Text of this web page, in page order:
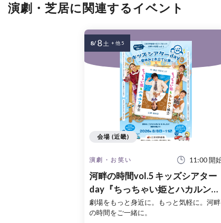
演劇・芝居に関連するイベント
演劇・お笑い 11:00 開
河畔の時間vol.5 キッズシアター
day『ちっちゃい姫とハカルン博
士』『ちっちゃい姫とユレルン
士』 −夏休み２本立て公演−
劇場をもっと身近に。もっと気軽に。河畔
の時間をご一緒に。
会場 (近畿)
8/ 8土 + 他 5